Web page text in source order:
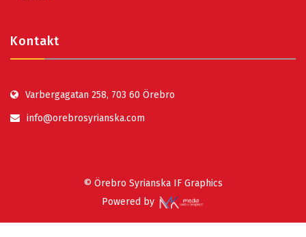
Kontakt
Varbergagatan 258, 703 60 Örebro
info@orebrosyrianska.com
© Örebro Syrianska IF Graphics
Powered by